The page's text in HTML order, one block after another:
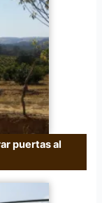
puertas al